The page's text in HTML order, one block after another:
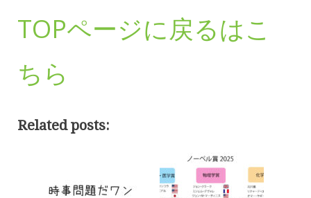
TOPページに戻るはこ
ちら
Related posts: